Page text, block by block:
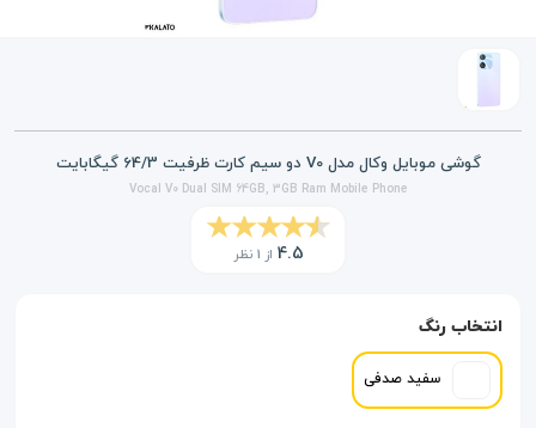
گوشی موبایل وکال مدل V0 دو سیم کارت ظرفیت 64/3 گیگابایت
Vocal V0 Dual SIM 64GB, 3GB Ram Mobile Phone
4.5 از 1 نظر
انتخاب رنگ
سفید صدفی